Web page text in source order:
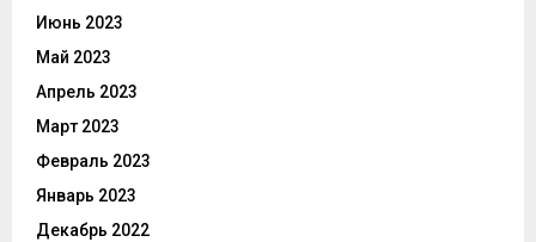
Июнь 2023
Май 2023
Апрель 2023
Март 2023
Февраль 2023
Январь 2023
Декабрь 2022